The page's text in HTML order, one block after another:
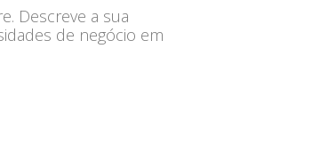
Descreve a sua
de negócio em